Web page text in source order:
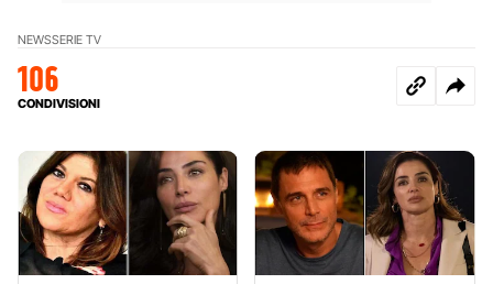
NEWSSERIE TV
106
CONDIVISIONI